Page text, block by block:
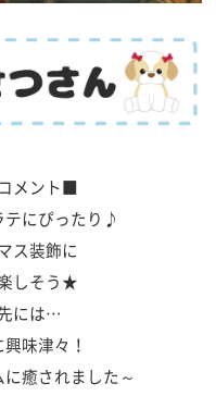
メント■
テにぴったり♪
ス装飾に
しそう★
には…
味津々！
癒されました～